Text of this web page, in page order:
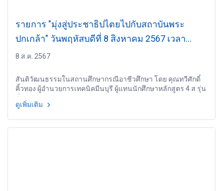
รายการ "มุ่งสู่ประชาธิปไตยไปกับสถาบันพระ
ปกเกล้า" วันพฤหัสบดีที่ 8 สิงหาคม 2567 เวลา
20.10-21.00 น.
8 ส.ค. 2567
สันติวัฒนธรรมในสถานศึกษากรณีอาชีวศึกษา โดย คุณทวีศักดิ์
คิ้วทอง ผู้อำนวยการเทคนิคมีนบุรี ผู้แทนนักศึกษาหลักสูตร 4 ส รุ่น
ดูเพิ่มเติม